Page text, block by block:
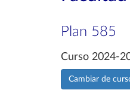
Plan 585
Curso 2024-
Cambiar de